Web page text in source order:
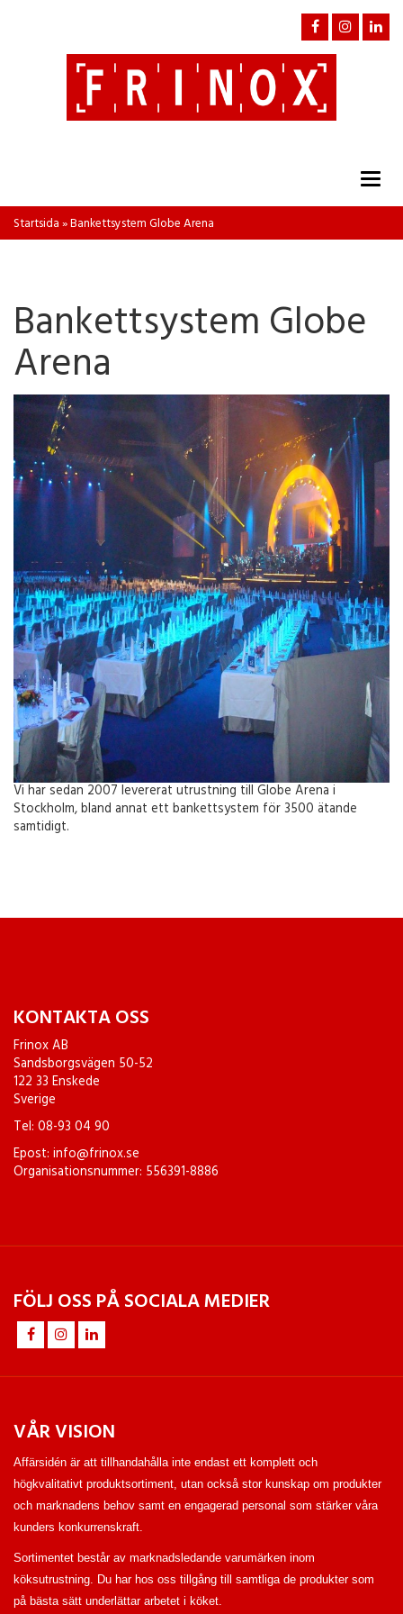
Startsida»Bankettsystem Globe Arena
Bankettsystem Globe
Arena
Vi har sedan 2007 levererat utrustning till Globe Arena i
Stockholm, bland annat ett bankettsystem för 3500 ätande
samtidigt.
KONTAKTA OSS
Frinox AB
Sandsborgsvägen 50-52
122 33 Enskede
Sverige
Tel: 08-93 04 90
Epost: info@frinox.se
Organisationsnummer: 556391-8886
FÖLJ OSS PÅ SOCIALA MEDIER
VÅR VISION
Affärsidén är att tillhandahålla inte endast ett komplett och
högkvalitativt produktsortiment, utan också stor kunskap om produkter
och marknadens behov samt en engagerad personal som stärker våra
kunders konkurrenskraft.
Sortimentet består av marknadsledande varumärken inom
köksutrustning. Du har hos oss tillgång till samtliga de produkter som
på bästa sätt underlättar arbetet i köket.